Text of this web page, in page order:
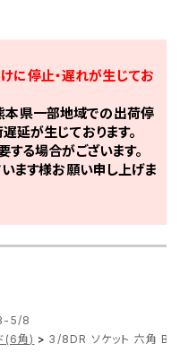
に停止・遅れが生じてお
本県一部地域での出荷停
延が生じております。
る場合がございます。
ます様お願い申し上げま
5/8
(6角) > 3/8DR ソケット 六角